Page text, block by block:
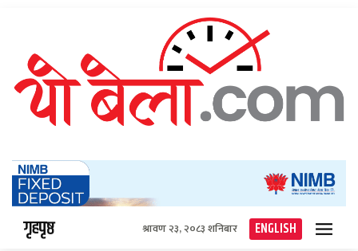
गृहपृष्ठ श्रावण २३, २०८३ शनिबार ENGLISH